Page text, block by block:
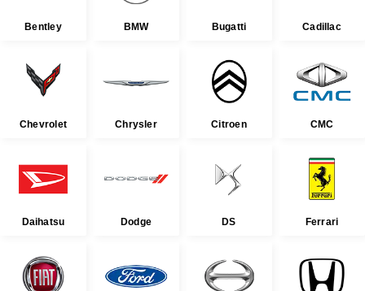
Bentley BMW Bugatti Cadillac
Chevrolet Chrysler Citroen CMC
Daihatsu Dodge DS Ferrari